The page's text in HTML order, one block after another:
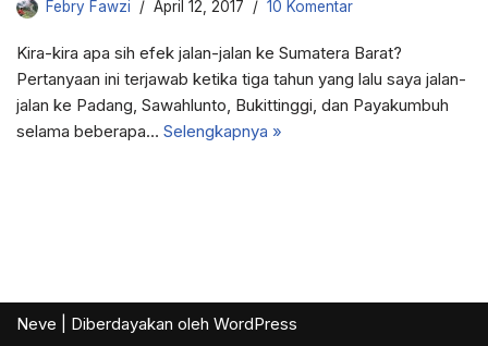
Febry Fawzi April 12, 2017 10 Komentar
Kira-kira apa sih efek jalan-jalan ke Sumatera Barat?
Pertanyaan ini terjawab ketika tiga tahun yang lalu saya jalan-
jalan ke Padang, Sawahlunto, Bukittinggi, dan Payakumbuh
selama beberapa… Selengkapnya »
Neve | Diberdayakan oleh WordPress